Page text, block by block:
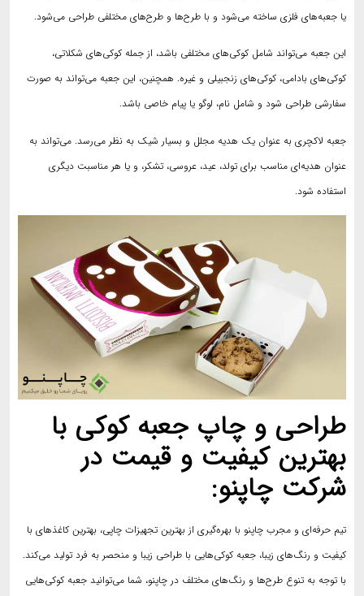
یا جعبه‌های فلزی ساخته می‌شود و با طرح‌ها و طرح‌های مختلفی طراحی می‌شود.
این جعبه می‌تواند شامل کوکی‌های مختلفی باشد، از جمله کوکی‌های شکلاتی،
کوکی‌های بادامی، کوکی‌های زنجبیلی و غیره. همچنین، این جعبه می‌تواند به صورت
سفارشی طراحی شود و شامل نام، لوگو یا پیام خاصی باشد.
جعبه لاکچری به عنوان یک هدیه مجلل و بسیار شیک به نظر می‌رسد. می‌تواند به
عنوان هدیه‌ای مناسب برای تولد، عید، عروسی، تشکر، و یا هر مناسبت دیگری
استفاده شود.
طراحی و چاپ جعبه کوکی با
بهترین کیفیت و قیمت در
شرکت چاپنو:
تیم حرفه‌ای و مجرب چاپنو با بهره‌گیری از بهترین تجهیزات چاپی، بهترین کاغذهای با
کیفیت و رنگ‌های زیبا، جعبه کوکی‌هایی با طراحی زیبا و منحصر به فرد تولید می‌کند.
با توجه به تنوع طرح‌ها و رنگ‌های مختلف در چاپنو، شما می‌توانید جعبه کوکی‌هایی